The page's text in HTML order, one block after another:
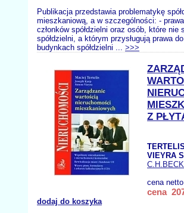
Publikacja przedstawia problematykę
mieszkaniową, a w szczególności: -
członków spółdzielni oraz osób, które nie
spółdzielni, a którym przysługują prawa
budynkach spółdzielni ... >>>
Z
VIEYRA
C.H.BECK
cena
cena
dodaj do koszyka